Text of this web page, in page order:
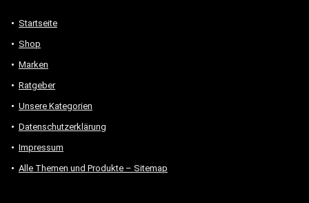
Startseite
Shop
Marken
Ratgeber
Unsere Kategorien
Datenschutzerklärung
Impressum
Alle Themen und Produkte – Sitemap